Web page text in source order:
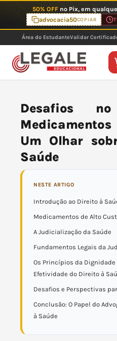
o
conteúdo
50% OFFno Pix, em
advocacia50COPIAR
Área do EstudanteValidar
Desafios
Um Olhar
Saúde
NESTE ARTIGO
Introdução ao Direito à
Medicamentos de Alto
A Judicialização da Saúde
Fundamentos Legais da
Os Princípios da Dignidade
Efetividade do Direito à
Desafios e Perspectivas
Conclusão: O Papel do
à Saúde